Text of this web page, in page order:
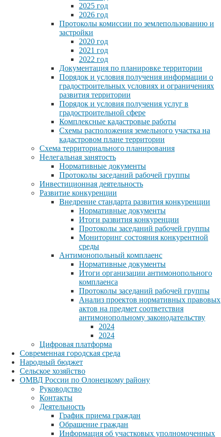
2025 год
2026 год
Протоколы комиссии по землепользованию и
застройки
2020 год
2021 год
2022 год
Документация по планировке территории
Порядок и условия получения информации о
градостроительных условиях и ограничениях
развития территории
Порядок и условия получения услуг в
градостроительной сфере
Комплексные кадастровые работы
Схемы расположения земельного участка на
кадастровом плане территории
Схема территориального планирования
Нелегальная занятость
Нормативные документы
Протоколы заседаний рабочей группы
Инвестиционная деятельность
Развитие конкуренции
Внедрение стандарта развития конкуренции
Нормативные документы
Итоги развития конкуренции
Протоколы заседаний рабочей группы
Мониторинг состояния конкурентной
среды
Антимонопольный комплаенс
Нормативные документы
Итоги организации антимонопольного
комплаенса
Протоколы заседаний рабочей группы
Анализ проектов нормативных правовых
актов на предмет соответствия
антимонопольному законодательству
2024
2024
Цифровая платформа
Современная городская среда
Народный бюджет
Сельское хозяйство
ОМВД России по Олонецкому району
Руководство
Контакты
Деятельность
График приема граждан
Обращение граждан
Информация об участковых уполномоченных